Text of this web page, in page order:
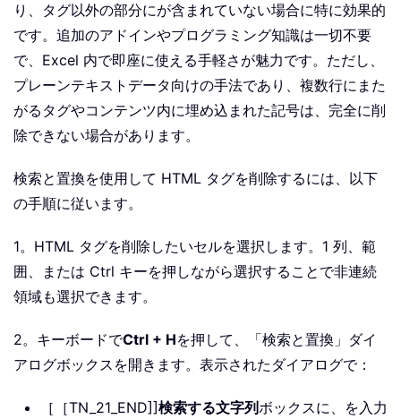
り、タグ以外の部分にが含まれていない場合に特に効果的
です。追加のアドインやプログラミング知識は一切不要
で、Excel 内で即座に使える手軽さが魅力です。ただし、
プレーンテキストデータ向けの手法であり、複数行にまた
がるタグやコンテンツ内に埋め込まれた記号は、完全に削
除できない場合があります。
検索と置換を使用して HTML タグを削除するには、以下
の手順に従います。
1。HTML タグを削除したいセルを選択します。1 列、範
囲、または Ctrl キーを押しながら選択することで非連続
領域も選択できます。
2。キーボードでCtrl + Hを押して、「検索と置換」ダイ
アログボックスを開きます。表示されたダイアログで：
［［TN_21_END]]検索する文字列ボックスに、 を入力